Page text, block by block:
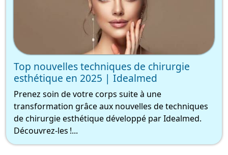
Top nouvelles techniques de chirurgie
esthétique en 2025 | Idealmed
Prenez soin de votre corps suite à une
transformation grâce aux nouvelles de techniques
de chirurgie esthétique développé par Idealmed.
Découvrez-les !...